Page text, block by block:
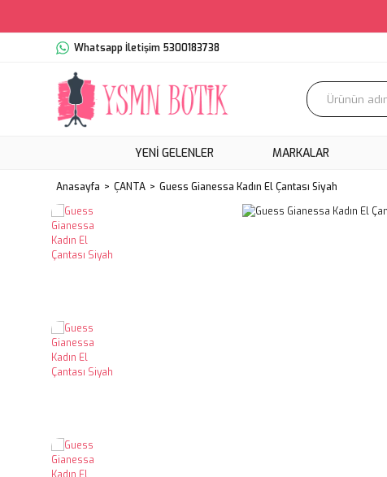
Whatsapp İletişim 5300183738
YENI GELENLER MARKALAR
Anasayfa ÇANTA Guess Gianessa Kadın El Çantası Siyah